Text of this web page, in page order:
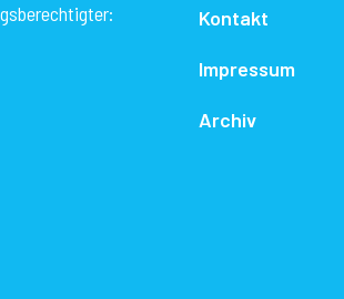
Kontakt
Impressum
Archiv